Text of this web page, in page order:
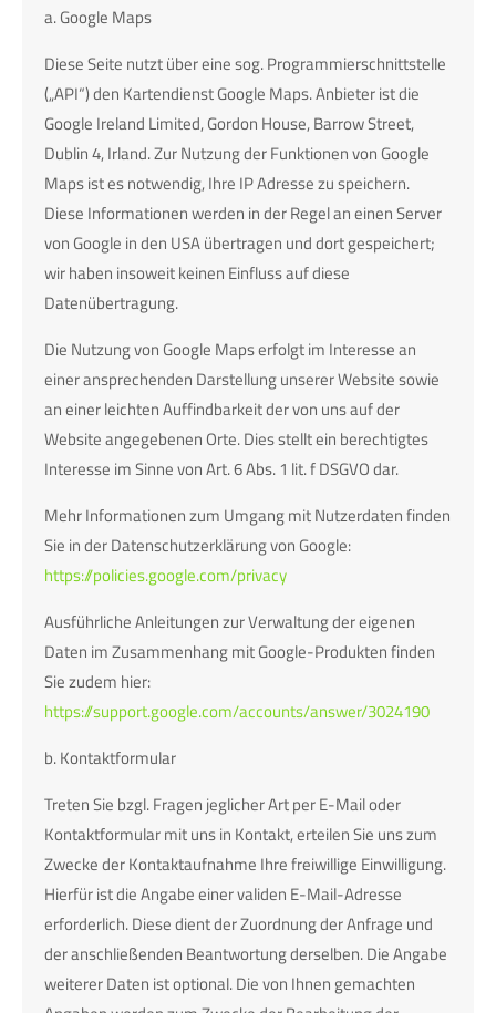
a. Google Maps
Diese Seite nutzt über eine sog. Programmierschnittstelle
(„API“) den Kartendienst Google Maps. Anbieter ist die
Google Ireland Limited, Gordon House, Barrow Street,
Dublin 4, Irland. Zur Nutzung der Funktionen von Google
Maps ist es notwendig, Ihre IP Adresse zu speichern.
Diese Informationen werden in der Regel an einen Server
von Google in den USA übertragen und dort gespeichert;
wir haben insoweit keinen Einfluss auf diese
Datenübertragung.
Die Nutzung von Google Maps erfolgt im Interesse an
einer ansprechenden Darstellung unserer Website sowie
an einer leichten Auffindbarkeit der von uns auf der
Website angegebenen Orte. Dies stellt ein berechtigtes
Interesse im Sinne von Art. 6 Abs. 1 lit. f DSGVO dar.
Mehr Informationen zum Umgang mit Nutzerdaten finden
Sie in der Datenschutzerklärung von Google:
https://policies.google.com/privacy
Ausführliche Anleitungen zur Verwaltung der eigenen
Daten im Zusammenhang mit Google-Produkten finden
Sie zudem hier:
https://support.google.com/accounts/answer/3024190
b. Kontaktformular
Treten Sie bzgl. Fragen jeglicher Art per E-Mail oder
Kontaktformular mit uns in Kontakt, erteilen Sie uns zum
Zwecke der Kontaktaufnahme Ihre freiwillige Einwilligung.
Hierfür ist die Angabe einer validen E-Mail-Adresse
erforderlich. Diese dient der Zuordnung der Anfrage und
der anschließenden Beantwortung derselben. Die Angabe
weiterer Daten ist optional. Die von Ihnen gemachten